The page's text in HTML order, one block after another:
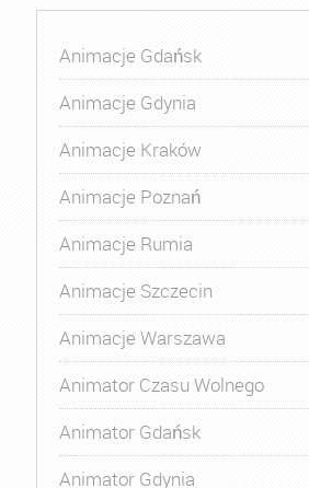
Animacje Gdańsk
Animacje Gdynia
Animacje Kraków
Animacje Poznań
Animacje Rumia
Animacje Szczecin
Animacje Warszawa
Animator Czasu Wolnego
Animator Gdańsk
Animator Gdynia